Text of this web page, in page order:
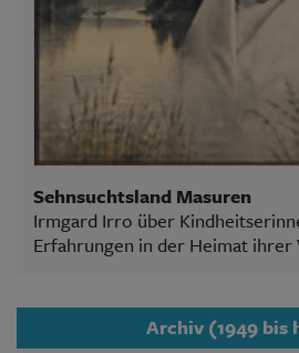
Sehnsuchtsland Masuren
Irmgard Irro über
Erfahrungen in der Heimat ihrer
Archiv (1949 bis